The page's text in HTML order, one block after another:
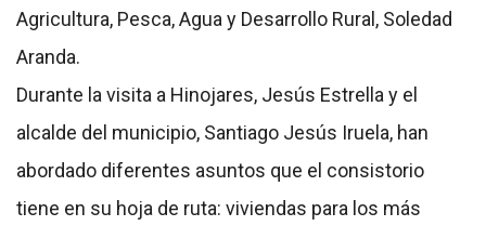
Agricultura, Pesca, Agua y Desarrollo Rural, Soledad
Aranda.
Durante la visita a Hinojares, Jesús Estrella y el
alcalde del municipio, Santiago Jesús Iruela, han
abordado diferentes asuntos que el consistorio
tiene en su hoja de ruta: viviendas para los más